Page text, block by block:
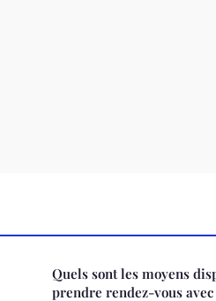
Quels sont les moyens
prendre rendez-vous